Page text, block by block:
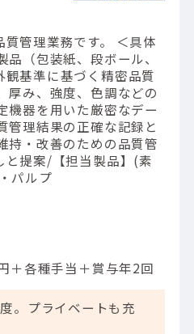
管理業務です。 ＜具体
品（包装紙、段ボール、
観基準に基づく精密品質
厚み、強度、色調などの
機器を用いた厳密なデー
管理結果の正確な記録と
持・改善のための品質管
と提案/【担当製品】(素
パルプ
＋各種手当＋賞与年2回
。プライベートも充